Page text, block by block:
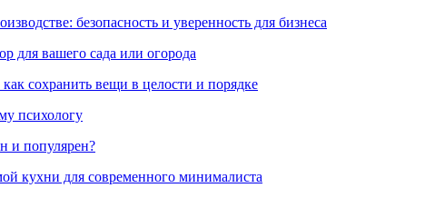
безопасность и уверенность для бизнеса
для вашего сада или огорода
сохранить вещи в целости и порядке
психологу
и популярен?
кухни для современного минималиста